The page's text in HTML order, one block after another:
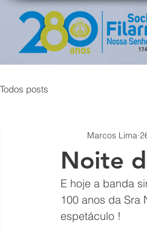
Todos posts
Noite
Marcos Lima
E hoje a banda
100 anos da Sra
espetáculo !